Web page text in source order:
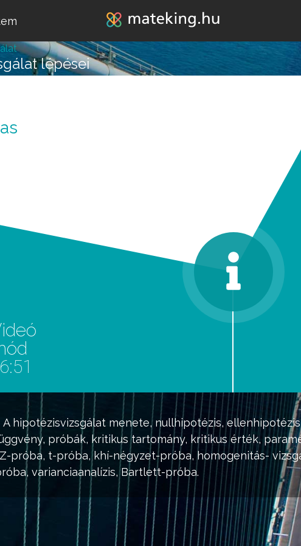
Jump to navigation
A hipotézisvizsgálat menete, nullhipotézis,
próbák, kritikus tartomány, kritikus érték,
próba, t-próba, khí-négyzet-próba, homogenitás-
varianciaanalízis, Bartlett-próba.
lépései